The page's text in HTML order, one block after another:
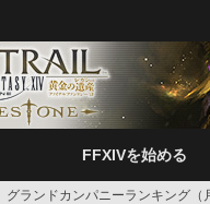
FFXIVを始める
グランドカンパニーランキング（